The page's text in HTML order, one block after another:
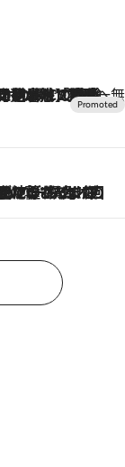
一無二。癒しと発見が待つ場所へ
マックス！約13℃の湧水かけ流しを避暑地「星野温泉 トンボの湯」で体験
に再ブーム
（74）のアグレッシブすぎる現在地